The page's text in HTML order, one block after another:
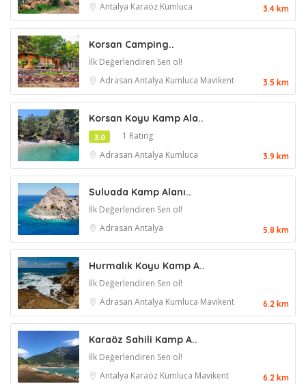
Antalya Karaöz Kumluca 3.4 km
Korsan Camping..
İlk Değerlendiren Sen ol!
Adrasan Antalya Kumluca Mavikent 3.5 km
Korsan Koyu Kamp Ala..
3.0
1 Rating
Adrasan Antalya Kumluca 3.9 km
Suluada Kamp Alanı..
İlk Değerlendiren Sen ol!
Adrasan Antalya 5.8 km
Hurmalık Koyu Kamp A..
İlk Değerlendiren Sen ol!
Adrasan Antalya Kumluca Mavikent 6.2 km
Karaöz Sahili Kamp A..
İlk Değerlendiren Sen ol!
Antalya Karaöz Kumluca Mavikent 6.2 km